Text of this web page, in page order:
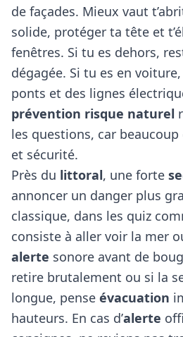
de façades. Mieux vaut
solide, protéger ta tête et
fenêtres. Si tu es dehors,
dégagée. Si tu es en
ponts et des lignes
prévention risque naturel
les questions, car
et sécurité.
Près du littoral, une forte
annoncer un danger plus
classique, dans les quiz
consiste à aller voir la mer
alerte sonore avant de
retire brutalement ou si la
longue, pense évacuation
hauteurs. En cas d’alerte